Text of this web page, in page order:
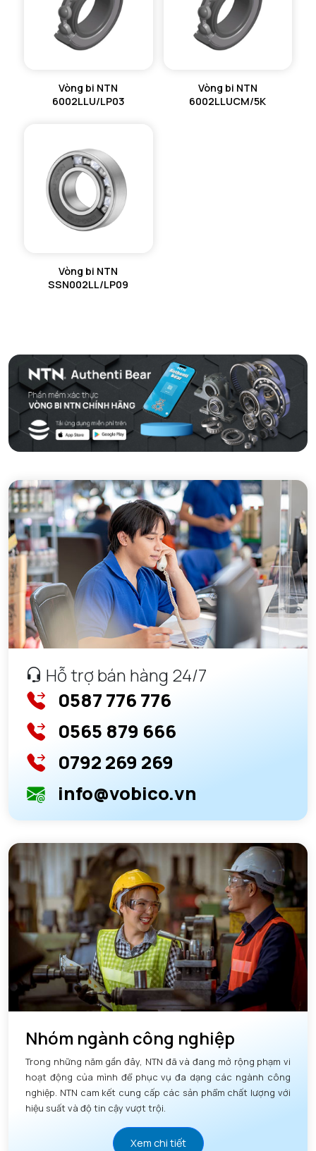
Vòng bi NTN
6002LLU/LP03
Vòng bi NTN
6002LLUCM/5K
Vòng bi NTN
SSN002LL/LP09
Hỗ trợ bán hàng 24/7
0587 776 776
0565 879 666
0792 269 269
info@vobico.vn
Nhóm ngành công nghiệp
Trong những năm gần đây, NTN đã và đang mở rộng phạm vi
hoạt động của mình để phục vụ đa dạng các ngành công
nghiệp. NTN cam kết cung cấp các sản phẩm chất lượng với
hiệu suất và độ tin cậy vượt trội.
Xem chi tiết